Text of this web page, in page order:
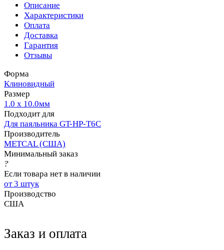
Описание
Характеристики
Оплата
Доставка
Гарантия
Отзывы
Форма
Клиновидный
Размер
1.0 x 10.0мм
Подходит для
Для паяльника GT-HP-T6С
Производитель
METCAL (США)
Минимальный заказ
?
Если товара нет в наличии
от 3 штук
Производство
США
Заказ и оплата